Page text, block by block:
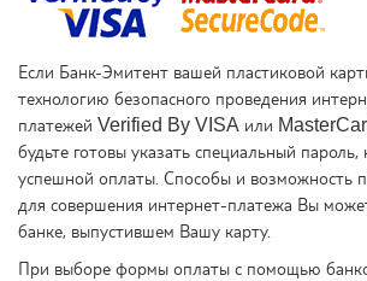
Если Банк-Эмитент вашей пластиковой
технологию безопасного проведения
платежей Verified By VISA или
будьте готовы указать специальный
успешной оплаты. Способы и возможность
для совершения интернет-платежа Вы
банке, выпустившем Вашу карту.
При выборе формы оплаты с помощью